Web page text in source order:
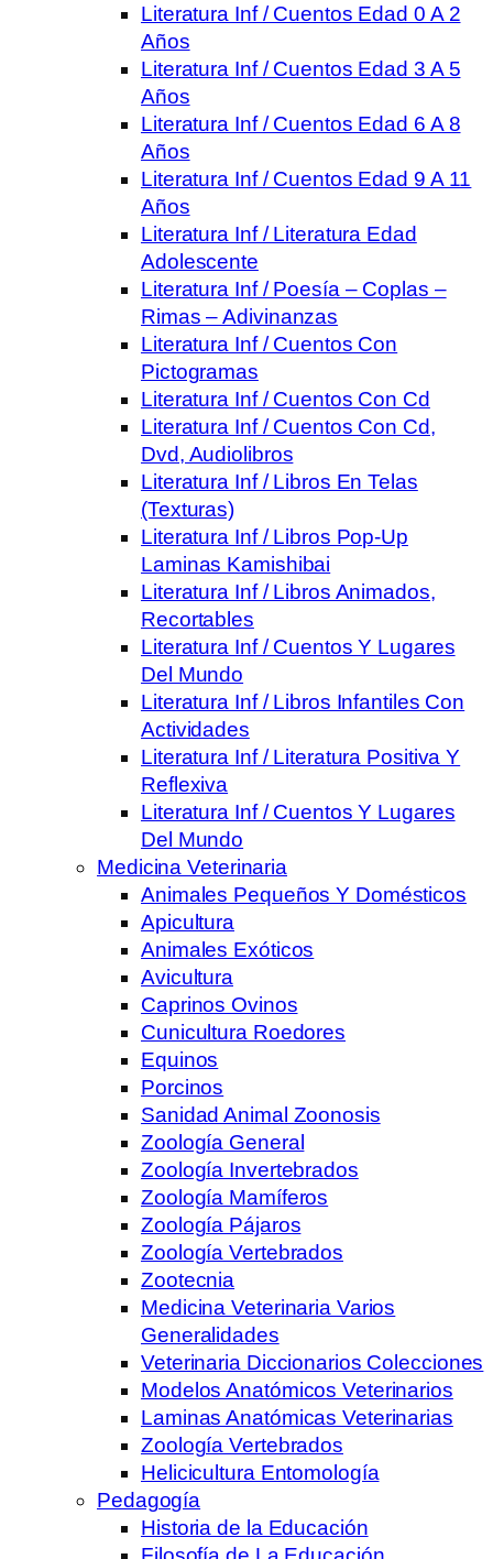
Literatura Inf / Cuentos Edad 0 A 2
Años
Literatura Inf / Cuentos Edad 3 A 5
Años
Literatura Inf / Cuentos Edad 6 A 8
Años
Literatura Inf / Cuentos Edad 9 A 11
Años
Literatura Inf / Literatura Edad
Adolescente
Literatura Inf / Poesía – Coplas –
Rimas – Adivinanzas
Literatura Inf / Cuentos Con
Pictogramas
Literatura Inf / Cuentos Con Cd
Literatura Inf / Cuentos Con Cd,
Dvd, Audiolibros
Literatura Inf / Libros En Telas
(Texturas)
Literatura Inf / Libros Pop-Up
Laminas Kamishibai
Literatura Inf / Libros Animados,
Recortables
Literatura Inf / Cuentos Y Lugares
Del Mundo
Literatura Inf / Libros Infantiles Con
Actividades
Literatura Inf / Literatura Positiva Y
Reflexiva
Literatura Inf / Cuentos Y Lugares
Del Mundo
Medicina Veterinaria
Animales Pequeños Y Domésticos
Apicultura
Animales Exóticos
Avicultura
Caprinos Ovinos
Cunicultura Roedores
Equinos
Porcinos
Sanidad Animal Zoonosis
Zoología General
Zoología Invertebrados
Zoología Mamíferos
Zoología Pájaros
Zoología Vertebrados
Zootecnia
Medicina Veterinaria Varios
Generalidades
Veterinaria Diccionarios Colecciones
Modelos Anatómicos Veterinarios
Laminas Anatómicas Veterinarias
Zoología Vertebrados
Helicicultura Entomología
Pedagogía
Historia de la Educación